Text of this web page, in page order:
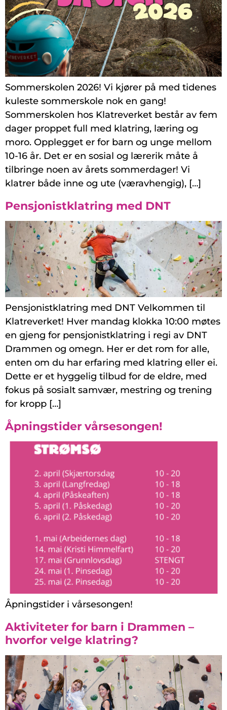
Sommerskolen 2026! Vi kjører på med tidenes
kuleste sommerskole nok en gang!
Sommerskolen hos Klatreverket består av fem
dager proppet full med klatring, læring og
moro. Opplegget er for barn og unge mellom
10-16 år. Det er en sosial og lærerik måte å
tilbringe noen av årets sommerdager! Vi
klatrer både inne og ute (væravhengig), […]
Pensjonistklatring med DNT
Pensjonistklatring med DNT Velkommen til
Klatreverket! Hver mandag klokka 10:00 møtes
en gjeng for pensjonistklatring i regi av DNT
Drammen og omegn. Her er det rom for alle,
enten om du har erfaring med klatring eller ei.
Dette er et hyggelig tilbud for de eldre, med
fokus på sosialt samvær, mestring og trening
for kropp […]
Åpningstider vårsesongen!
Åpningstider i vårsesongen!
Aktiviteter for barn i Drammen –
hvorfor velge klatring?